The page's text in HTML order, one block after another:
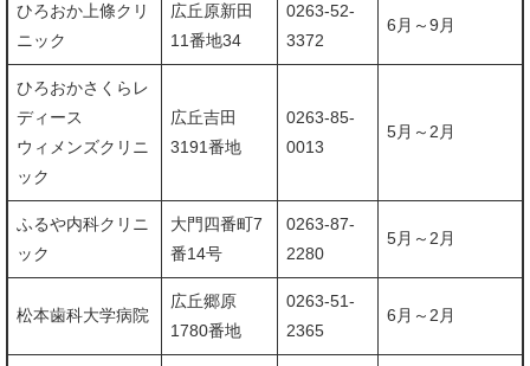
ひろおか上條クリ
ニック
広丘原新田
11番地34
0263-52-
3372
6月～9月
ひろおかさくらレ
ディース
ウィメンズクリニ
ック
広丘吉田
3191番地
0263-85-
0013
5月～2月
ふるや内科クリニ
ック
大門四番町7
番14号
0263-87-
2280
5月～2月
松本歯科大学病院
広丘郷原
1780番地
0263-51-
2365
6月～2月